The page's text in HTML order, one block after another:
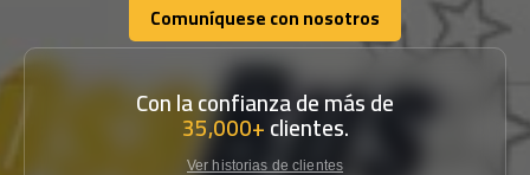
Comuníquese con nosotros
Comuníquese con nosotros
Con la confianza de más de
35,000+clientes.
Ver historias de clientes